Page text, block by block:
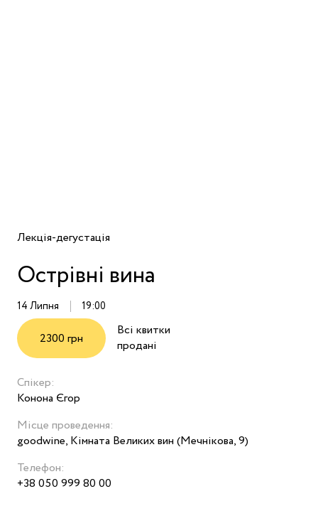
Лекція-дегустація
Острівні вина
14 Липня 19:00
2300 грн
Всі квитки
продані
Спікер:
Конона Єгор
Місце проведення:
goodwine, Кімната Великих вин (Мечнікова, 9)
Телефон:
+38 050 999 80 00